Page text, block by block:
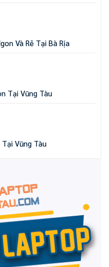
Và Rẻ Tại Bà Rịa
Tại Vũng Tàu
Vũng Tàu